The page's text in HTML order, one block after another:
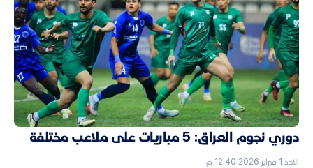
دوري نجوم العراق: 5 مباريات على ملاعب مختلفة
الأحد 1 فبراير 2026 12:40 م